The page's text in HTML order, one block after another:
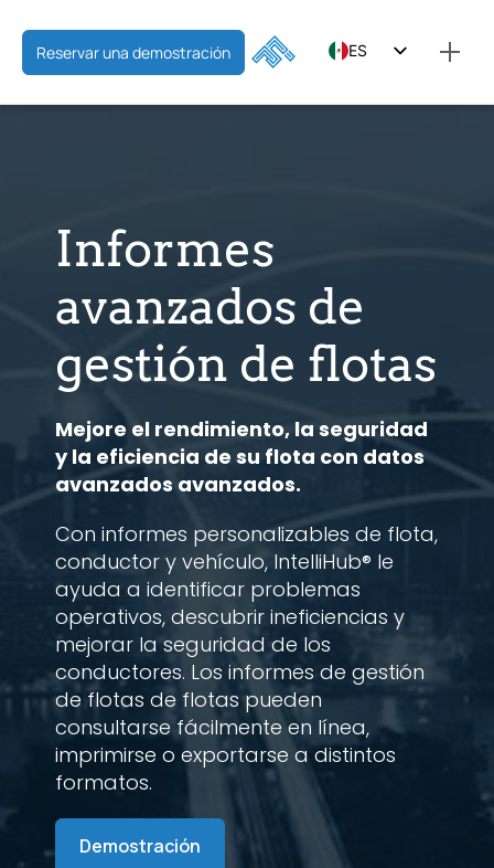
Reservar una demostración ES
Informes
avanzados de
gestión de flotas
Mejore el rendimiento, la seguridad
y la eficiencia de su flota con datos
avanzados avanzados.
Con informes personalizables de flota,
conductor y vehículo, IntelliHub® le
ayuda a identificar problemas
operativos, descubrir ineficiencias y
mejorar la seguridad de los
conductores. Los informes de gestión
de flotas de flotas pueden
consultarse fácilmente en línea,
imprimirse o exportarse a distintos
formatos.
Demostración